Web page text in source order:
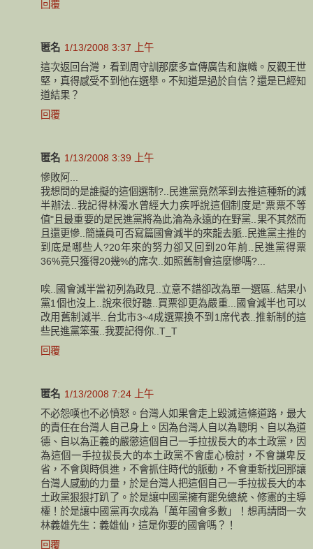
回覆
匿名 1/13/2008 3:37 上午
這次返回台灣，看到周守訓那麼多宣傳廣告和旗幟。反觀王世
堅，真得感受不到他在選舉。不知道是過於自信？還是已經知
道結果？
回覆
匿名 1/13/2008 3:39 上午
慘敗阿...
我想問的是誰擬的這個選制?..民進黨竟然笨到去推這種新的減
半辦法..我記得林濁水曾經大力疾呼說這個制度是"票票不等
值"且最重要的是民進黨將為此淪為永遠的在野黨..果不其然而
且還更慘..簡議員可否寫篇國會減半的來龍去脈..民進黨主推的
到底是哪些人?20年來的努力卻又回到20年前..民進黨得票
36%竟只獲得20幾%的席次..如照舊制會這麼慘嗎?...
唉..國會減半當初列為政見..立意不錯卻改為單一選區..結果小
黨1個也沒上..說來很好聽..買票卻更為嚴重...國會減半也可以
改用舊制減半..台北市3~4成選票換不到1席代表..推新制的這
些民進黨笨蛋..我要記得你..T_T
回覆
匿名 1/13/2008 7:24 上午
不必怨嘆也不必憤怒。台灣人如果會走上毀滅這條道路，最大
的責任在台灣人自己身上。因為台灣人自以為聰明、自以為道
德、自以為正義的嚴懲這個自己一手拉拔長大的本土政黨，因
為這個一手拉拔長大的本土政黨不會虛心檢討，不會謙卑反
省，不會與時俱進，不會抓住時代的脈動，不會重新找回那讓
台灣人感動的力量，於是台灣人把這個自己一手拉拔長大的本
土政黨狠狠打趴了。於是讓中國黨擁有罷免總統、修憲的主導
權！於是讓中國黨再次成為「萬年國會多數」！想再請問一次
林義雄先生：義雄仙，這是你要的國會嗎？！
回覆